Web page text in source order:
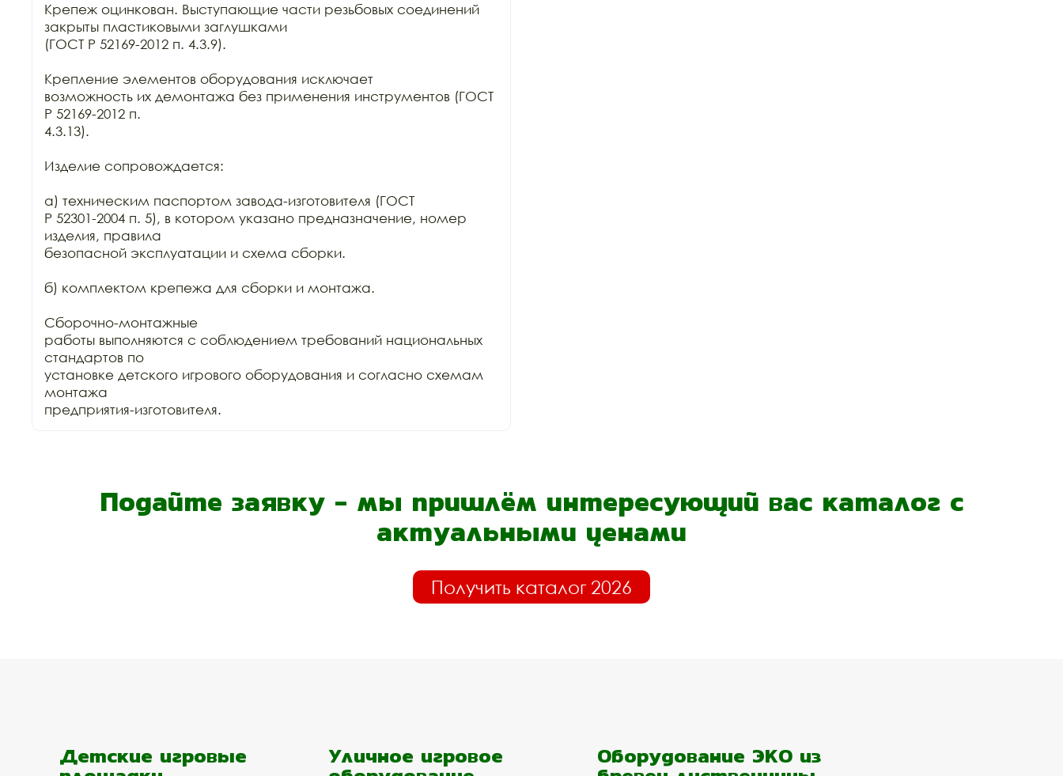
Крепеж оцинкован. Выступающие части резьбовых соединений
закрыты пластиковыми заглушками
(ГОСТ Р 52169-2012 п. 4.3.9).
Крепление элементов оборудования исключает
возможность их демонтажа без применения инструментов (ГОСТ
Р 52169-2012 п.
4.3.13).
Изделие сопровождается:
а) техническим паспортом завода-изготовителя (ГОСТ
Р 52301-2004 п. 5), в котором указано предназначение, номер
изделия, правила
безопасной эксплуатации и схема сборки.
б) комплектом крепежа для сборки и монтажа.
Сборочно-монтажные
работы выполняются с соблюдением требований национальных
стандартов по
установке детского игрового оборудования и согласно схемам
монтажа
предприятия-изготовителя.
Подайте заявку - мы пришлём интересующий вас каталог с
актуальными ценами
Получить каталог 2026
Детские игровые Уличное игровое Оборудование ЭКО из